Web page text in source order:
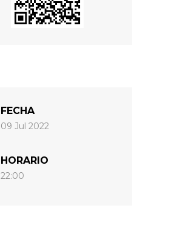
FECHA
09 Jul 2022
HORARIO
22:00